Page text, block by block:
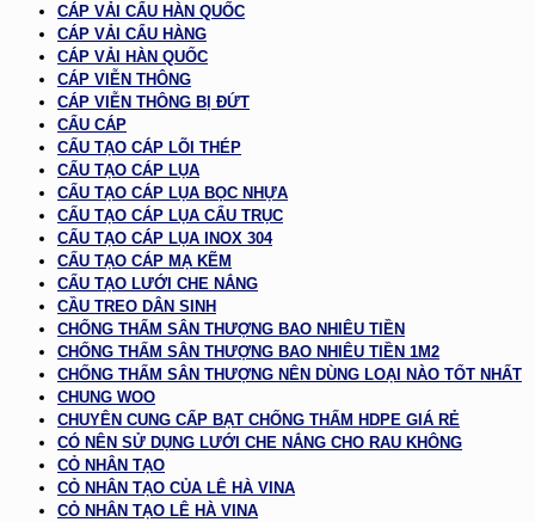
CÁP VẢI CẨU HÀN QUỐC
CÁP VẢI CẨU HÀNG
CÁP VẢI HÀN QUỐC
CÁP VIỄN THÔNG
CÁP VIỄN THÔNG BỊ ĐỨT
CẨU CÁP
CẤU TẠO CÁP LÕI THÉP
CẤU TẠO CÁP LỤA
CẤU TẠO CÁP LỤA BỌC NHỰA
CẤU TẠO CÁP LỤA CẨU TRỤC
CẤU TẠO CÁP LỤA INOX 304
CẤU TẠO CÁP MẠ KẼM
CẤU TẠO LƯỚI CHE NẮNG
CẦU TREO DÂN SINH
CHỐNG THẤM SÂN THƯỢNG BAO NHIÊU TIỀN
CHỐNG THẤM SÂN THƯỢNG BAO NHIÊU TIỀN 1M2
CHỐNG THẤM SÂN THƯỢNG NÊN DÙNG LOẠI NÀO TỐT NHẤT
CHUNG WOO
CHUYÊN CUNG CẤP BẠT CHỐNG THẤM HDPE GIÁ RẺ
CÓ NÊN SỬ DỤNG LƯỚI CHE NẮNG CHO RAU KHÔNG
CỎ NHÂN TẠO
CỎ NHÂN TẠO CỦA LÊ HÀ VINA
CỎ NHÂN TẠO LÊ HÀ VINA